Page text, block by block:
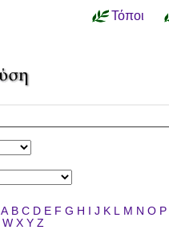
Τόποι
A B C D E F G H I J K L M N O P
W X Y Z